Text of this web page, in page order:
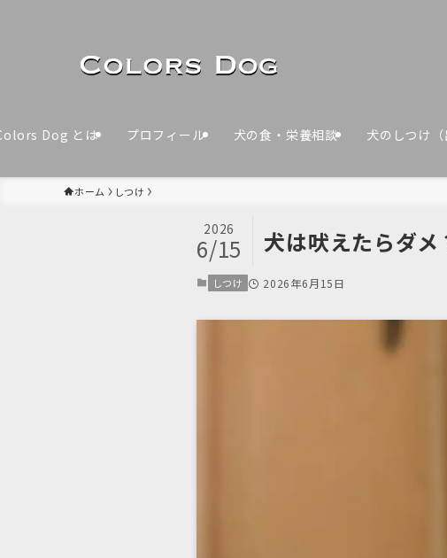
Dog とは プロフィール 犬の食・栄養相談 犬のしつけ
ホーム しつけ
犬は吠えたらダ
2026
6/15
しつけ 2026年6月15日